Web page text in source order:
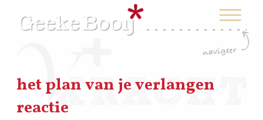
het plan van je verlangen
reactie